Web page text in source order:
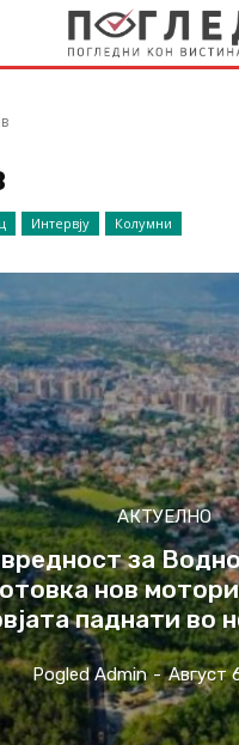
Интервју Колумни
АКТУЕЛНО
за
нов
паднати во
Pogled Admin - Август